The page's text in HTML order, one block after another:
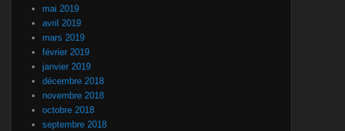
mai 2019
avril 2019
mars 2019
février 2019
janvier 2019
décembre 2018
novembre 2018
octobre 2018
septembre 2018